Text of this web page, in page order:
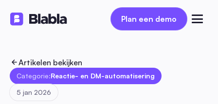
Plan een demo
Plan een demo
Artikelen bekijken
Categorie:Reactie- en DM-automatisering
5 jan 2026